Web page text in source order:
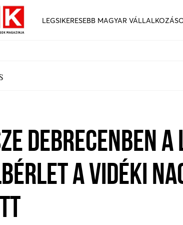
LEGSIKERESEBB MAGYAR
DEBRECENBEN A
A VIDÉKI